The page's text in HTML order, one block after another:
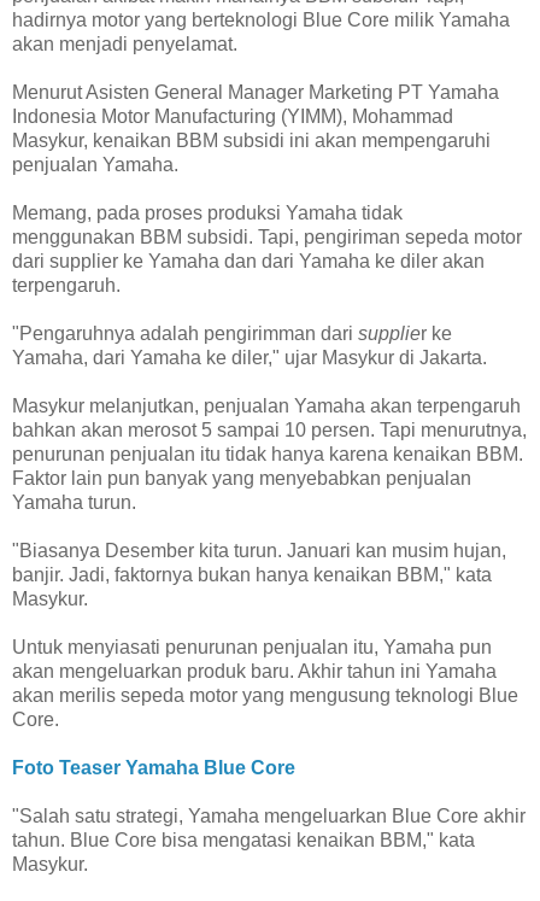
hadirnya motor yang berteknologi Blue Core milik Yamaha
akan menjadi penyelamat.
Menurut Asisten General Manager Marketing PT Yamaha
Indonesia Motor Manufacturing (YIMM), Mohammad
Masykur, kenaikan BBM subsidi ini akan mempengaruhi
penjualan Yamaha.
Memang, pada proses produksi Yamaha tidak
menggunakan BBM subsidi. Tapi, pengiriman sepeda motor
dari supplier ke Yamaha dan dari Yamaha ke diler akan
terpengaruh.
"Pengaruhnya adalah pengirimman dari supplier ke
Yamaha, dari Yamaha ke diler," ujar Masykur di Jakarta.
Masykur melanjutkan, penjualan Yamaha akan terpengaruh
bahkan akan merosot 5 sampai 10 persen. Tapi menurutnya,
penurunan penjualan itu tidak hanya karena kenaikan BBM.
Faktor lain pun banyak yang menyebabkan penjualan
Yamaha turun.
"Biasanya Desember kita turun. Januari kan musim hujan,
banjir. Jadi, faktornya bukan hanya kenaikan BBM," kata
Masykur.
Untuk menyiasati penurunan penjualan itu, Yamaha pun
akan mengeluarkan produk baru. Akhir tahun ini Yamaha
akan merilis sepeda motor yang mengusung teknologi Blue
Core.
Foto Teaser Yamaha Blue Core
"Salah satu strategi, Yamaha mengeluarkan Blue Core akhir
tahun. Blue Core bisa mengatasi kenaikan BBM," kata
Masykur.